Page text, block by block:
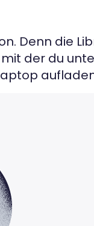
Denn die
der du